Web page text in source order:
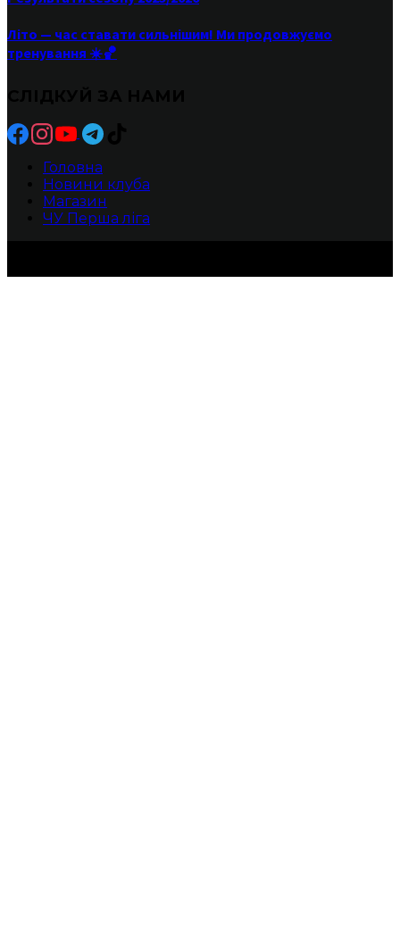
Літо — час ставати сильнішим! Ми продовжуємо
тренування ☀️🏀
Головна
Новини клуба
Магазин
ЧУ Перша ліга